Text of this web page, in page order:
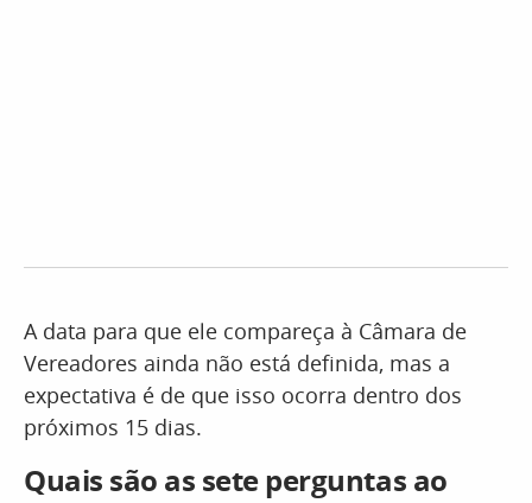
A data para que ele compareça à Câmara de
Vereadores ainda não está definida, mas a
expectativa é de que isso ocorra dentro dos
próximos 15 dias.
Quais são as sete perguntas ao